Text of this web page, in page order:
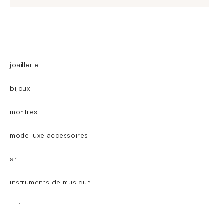
joaillerie
bijoux
montres
mode luxe accessoires
art
instruments de musique